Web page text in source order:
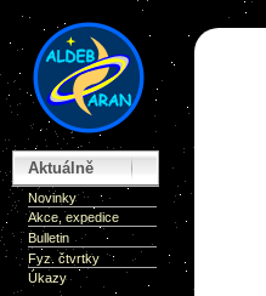
Aktuálně
Novinky
Akce, expedice
Bulletin
Fyz. čtvrtky
Úkazy